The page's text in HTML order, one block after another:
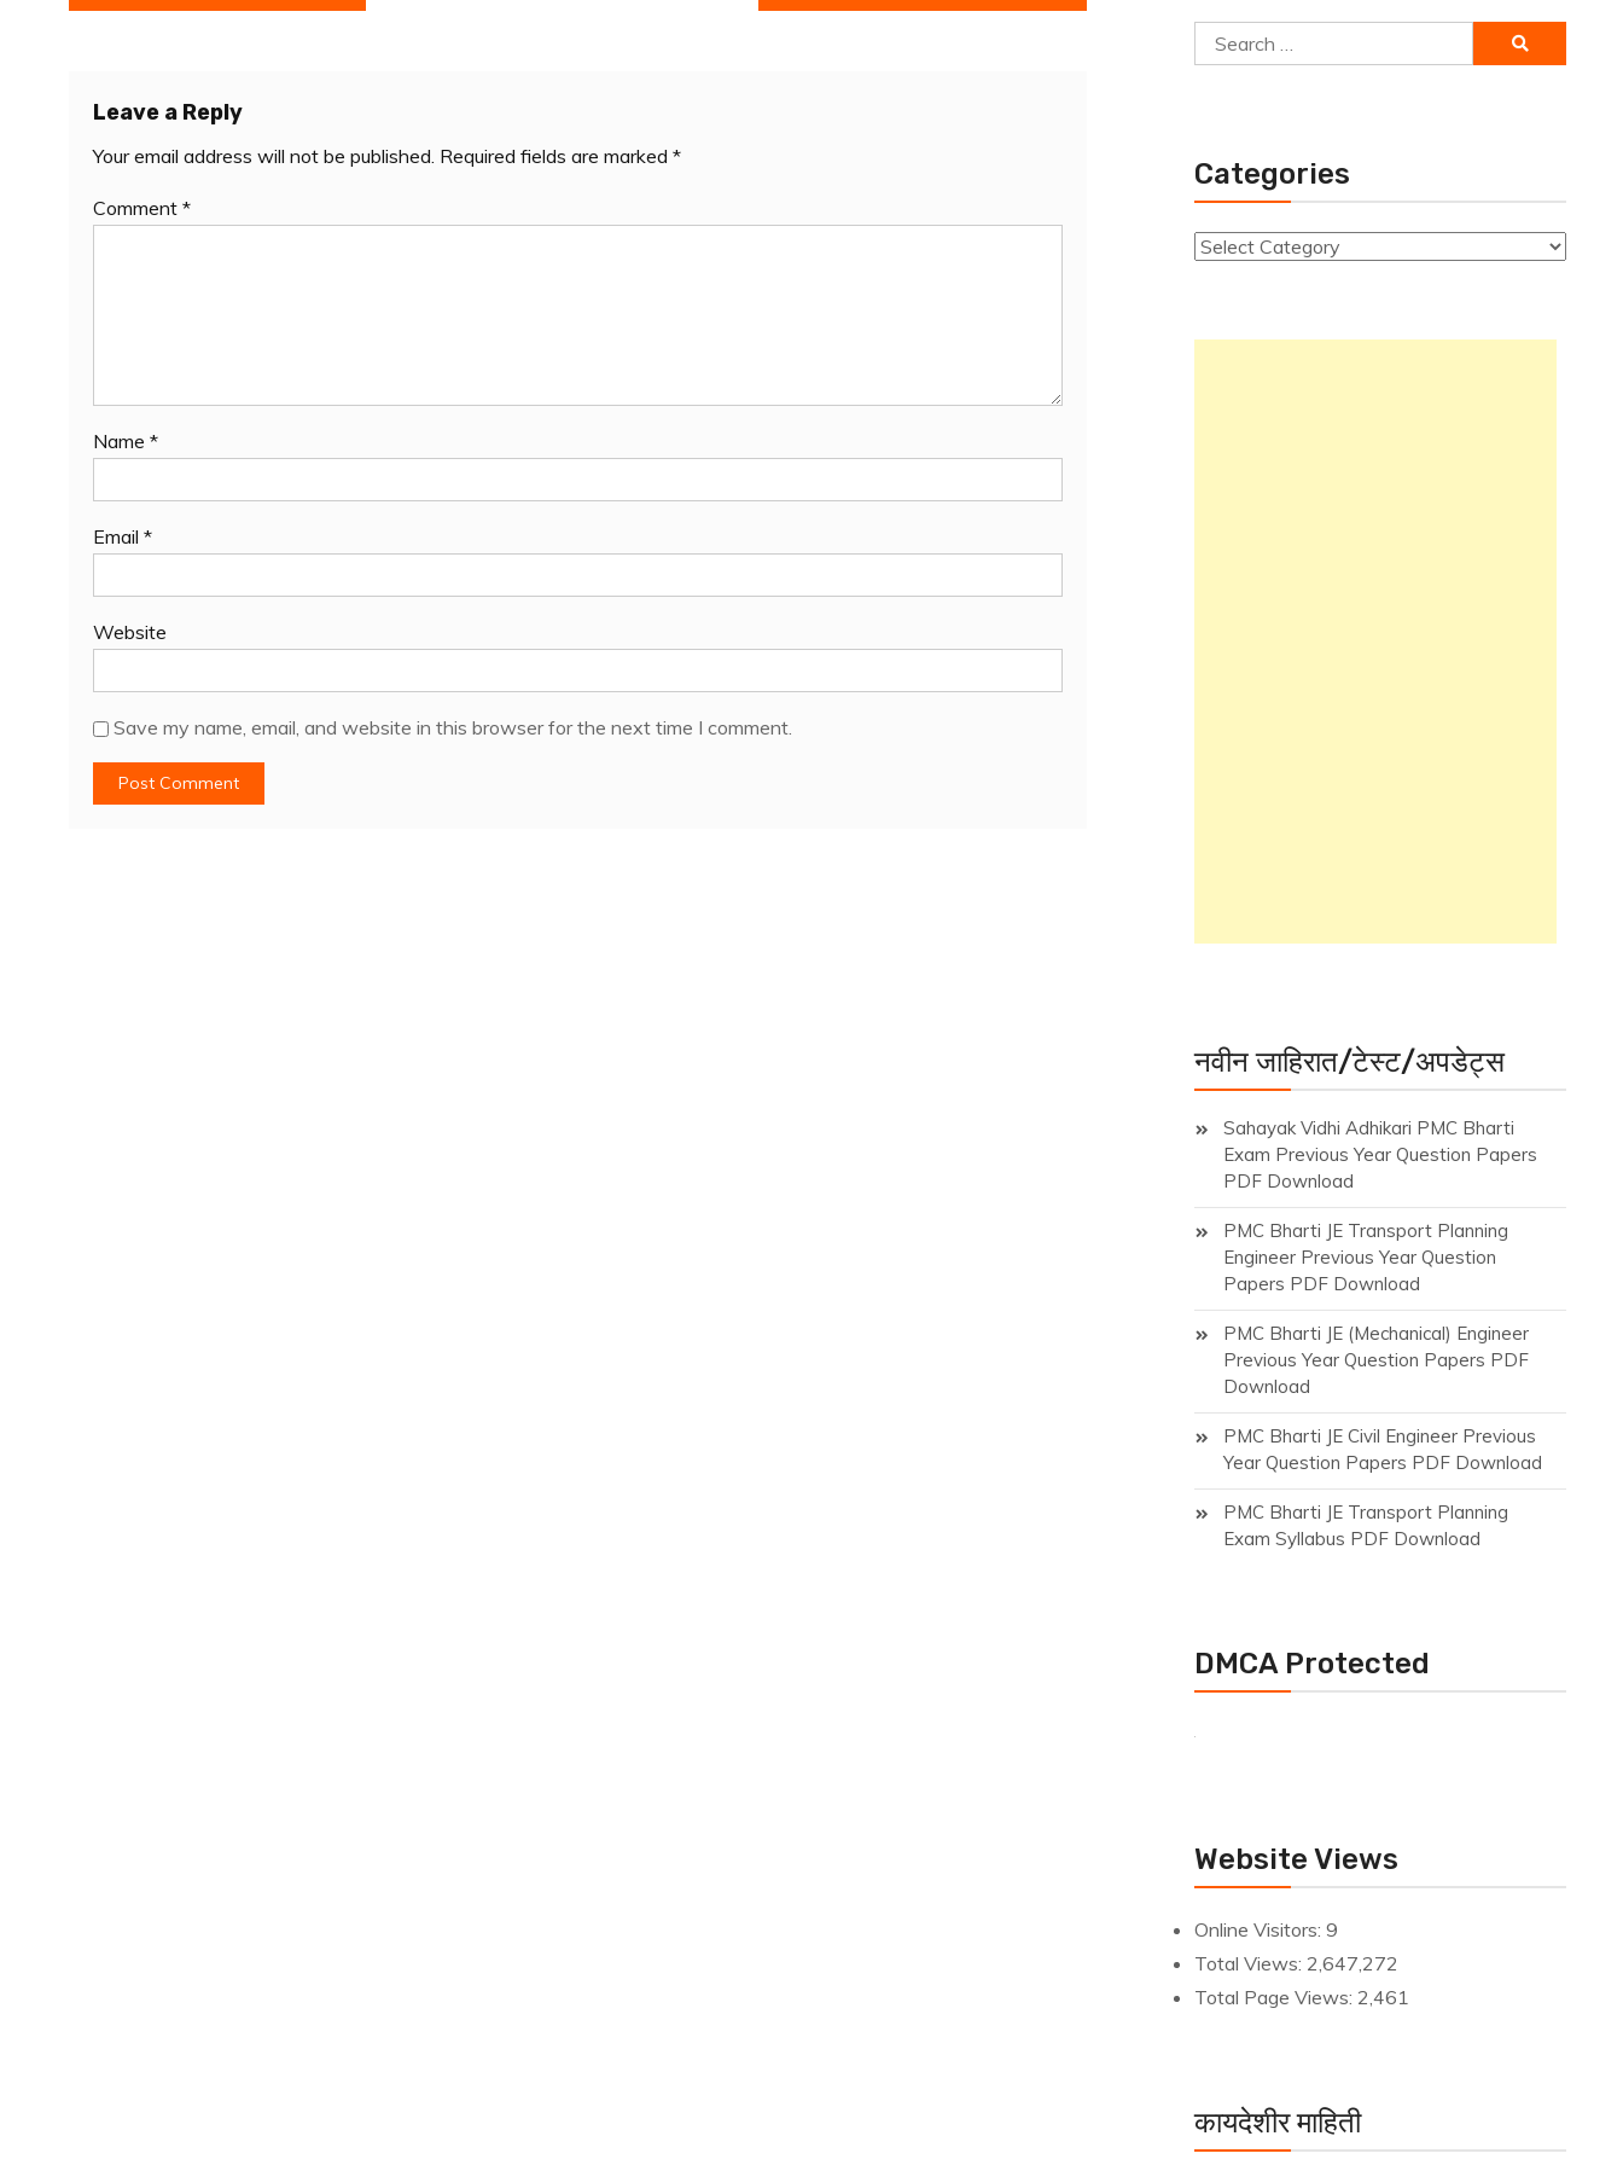
Leave a Reply
Your email address will not be published. Required fields are marked *
Comment *
Name *
Email *
Website
Save my name, email, and website in this browser for the next time I comment.
Search
for:
Categories
Categories
नवीन जाहिरात/टेस्ट/अपडेट्स
Sahayak Vidhi Adhikari PMC Bharti
Exam Previous Year Question Papers
PDF Download
PMC Bharti JE Transport Planning
Engineer Previous Year Question
Papers PDF Download
PMC Bharti JE (Mechanical) Engineer
Previous Year Question Papers PDF
Download
PMC Bharti JE Civil Engineer Previous
Year Question Papers PDF Download
PMC Bharti JE Transport Planning
Exam Syllabus PDF Download
DMCA Protected
Website Views
Online Visitors: 9
Total Views: 2,647,272
Total Page Views: 2,461
कायदेशीर माहिती